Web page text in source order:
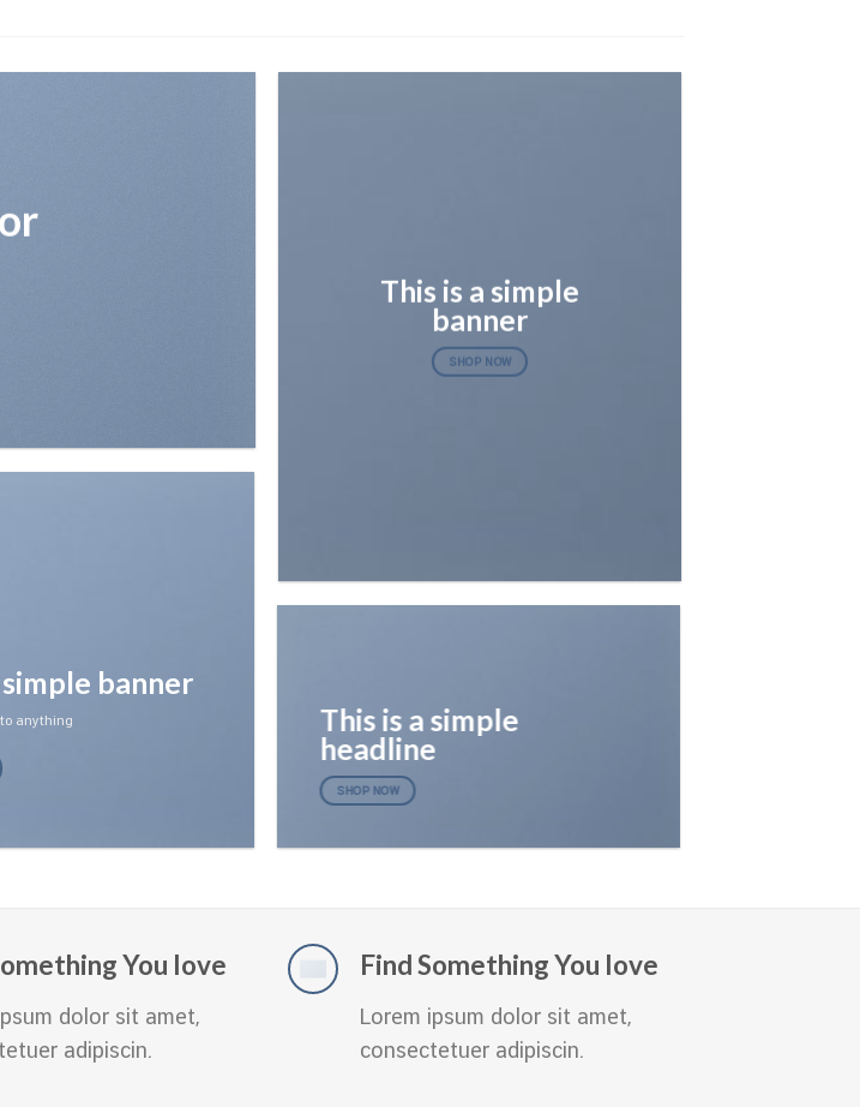
This is a simple
banner
SHOP NOW
simple banner
anything
This is a simple
headline
SHOP NOW
You love
dolor sit amet,
adipiscin.
Find Something You love
Lorem ipsum dolor sit amet,
consectetuer adipiscin.